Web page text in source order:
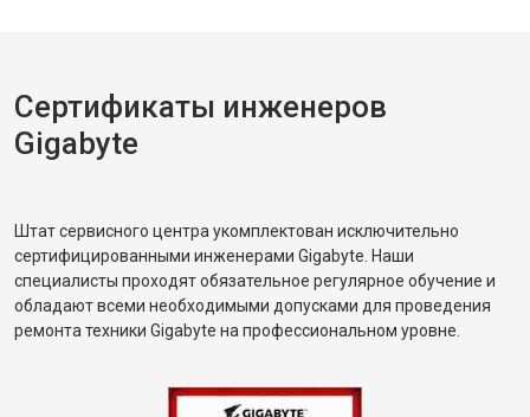
Сертификаты инженеров
Gigabyte
Штат сервисного центра укомплектован исключительно
сертифицированными инженерами Gigabyte. Наши
специалисты проходят обязательное регулярное обучение и
обладают всеми необходимыми допусками для проведения
ремонта техники Gigabyte на профессиональном уровне.